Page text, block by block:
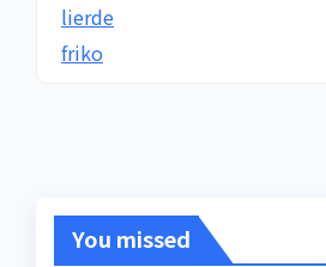
lierde
friko
You missed